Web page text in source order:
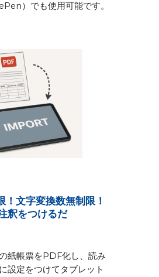
）でも使用可能です。
！文字変換数無制限！
釈をつけるだ
紙帳票をPDF化し、読み
設定をつけてタブレット